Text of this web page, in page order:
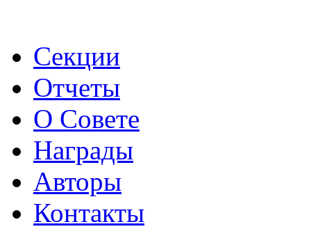
Секции
Отчеты
О Совете
Награды
Авторы
Контакты